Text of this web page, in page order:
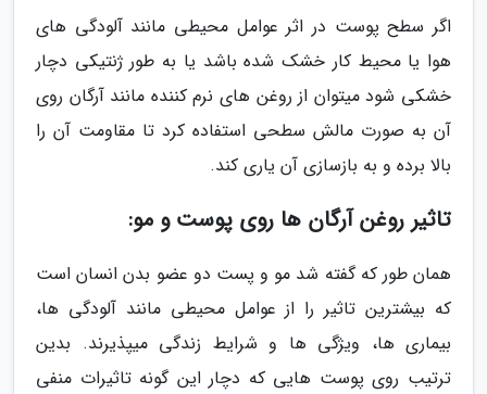
اگر سطح پوست در اثر عوامل محیطی مانند آلودگی های
هوا یا محیط کار خشک شده باشد یا به طور ژنتیکی دچار
خشکی شود میتوان از روغن های نرم کننده مانند آرگان روی
آن به صورت مالش سطحی استفاده کرد تا مقاومت آن را
بالا برده و به بازسازی آن یاری کند.
تاثیر روغن آرگان ها روی پوست و مو:
همان طور که گفته شد مو و پست دو عضو بدن انسان است
که بیشترین تاثیر را از عوامل محیطی مانند آلودگی ها،
بیماری ها، ویژگی ها و شرایط زندگی میپذیرند. بدین
ترتیب روی پوست هایی که دچار این گونه تاثیرات منفی